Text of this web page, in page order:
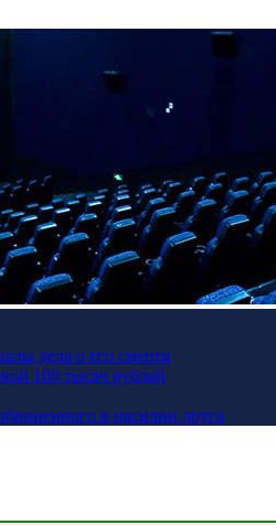
дела о его смерти
100 тысяч рублей
в насилии друга